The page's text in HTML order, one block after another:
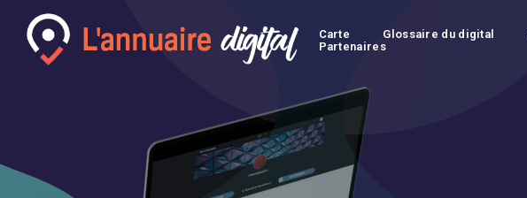
Carte Glossaire du digital
Partenaires